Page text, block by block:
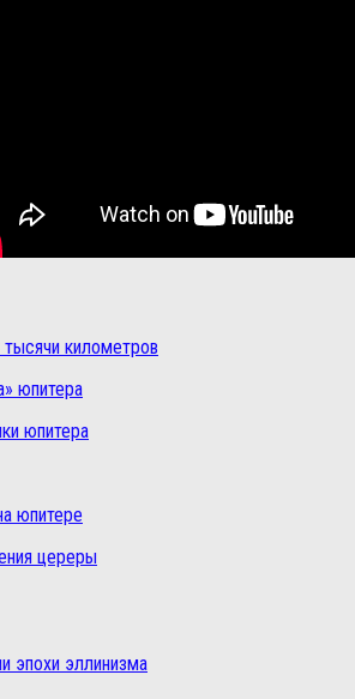
тысячи километров
юпитера
юпитера
юпитере
цереры
эпохи эллинизма